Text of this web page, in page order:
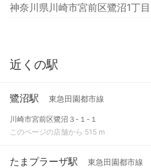
神奈川県川崎市宮前区鷺沼1丁
近くの駅
鷺沼駅 東急田園都市線
川崎市宮前区鷺沼３-１-１
このページの店舗から 515 m
たまプラーザ駅 東急田園都市線